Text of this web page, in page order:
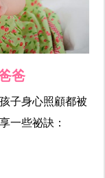
爸
子身心照顧都被
一些祕訣：